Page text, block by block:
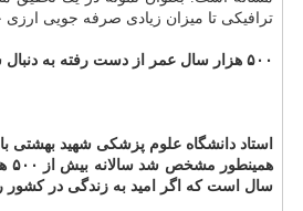
ترافیكی تا میزان زیادی صرفه جویی ارزی
۵۰۰ هزار سال عمر از دست رفته به دنبال سوانح رانندگی
سال است كه اگر امید به زندگی در كشور را ۷۵ سال در نظر بگیریم، به ازای هر مرگ ناشی از سوانح ترافیكی، ۴۰ سال عمر از دست رفته